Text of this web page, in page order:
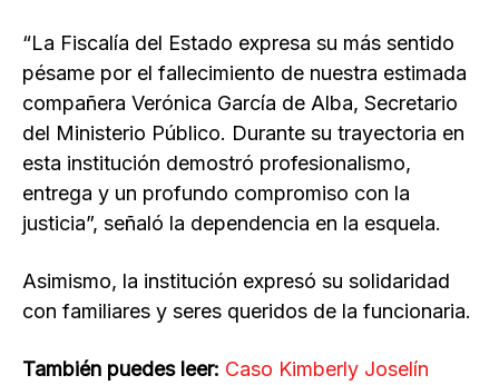
“La Fiscalía del Estado expresa su más sentido
pésame por el fallecimiento de nuestra estimada
compañera Verónica García de Alba, Secretario
del Ministerio Público. Durante su trayectoria en
esta institución demostró profesionalismo,
entrega y un profundo compromiso con la
justicia”, señaló la dependencia en la esquela.
Asimismo, la institución expresó su solidaridad
con familiares y seres queridos de la funcionaria.
También puedes leer: Caso Kimberly Joselín